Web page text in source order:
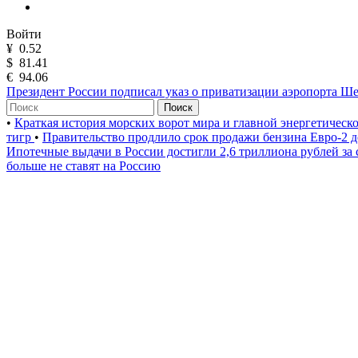
Войти
¥ 0.52
$ 81.41
€ 94.06
Президент России подписал указ о приватизации аэропорта
Поиск
• Краткая история морских ворот мира и главной
тигр • Правительство продлило срок продажи бензина Евро-2
Ипотечные выдачи в России достигли 2,6 триллиона рублей за
больше не ставят на Россию